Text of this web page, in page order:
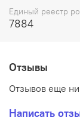
Единый реестр
7884
Отзывы
Отзывов еще
Написать